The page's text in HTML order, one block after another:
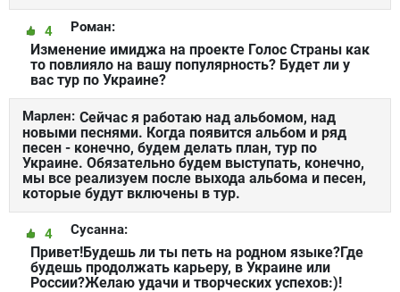
Роман:
4
Изменение имиджа на проекте Голос Страны как
то повлияло на вашу популярность? Будет ли у
вас тур по Украине?
Марлен: Сейчас я работаю над альбомом, над
новыми песнями. Когда появится альбом и ряд
песен - конечно, будем делать план, тур по
Украине. Обязательно будем выступать, конечно,
мы все реализуем после выхода альбома и песен,
которые будут включены в тур.
Сусанна:
4
Привет!Будешь ли ты петь на родном языке?Где
будешь продолжать карьеру, в Украине или
России?Желаю удачи и творческих успехов:)!